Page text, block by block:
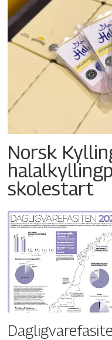
Norsk
skolestart